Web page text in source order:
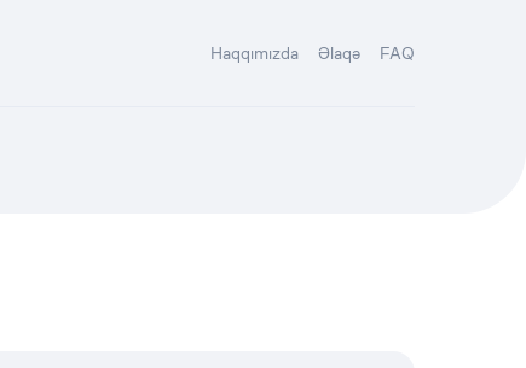
Haqqımızda Əlaqə FAQ